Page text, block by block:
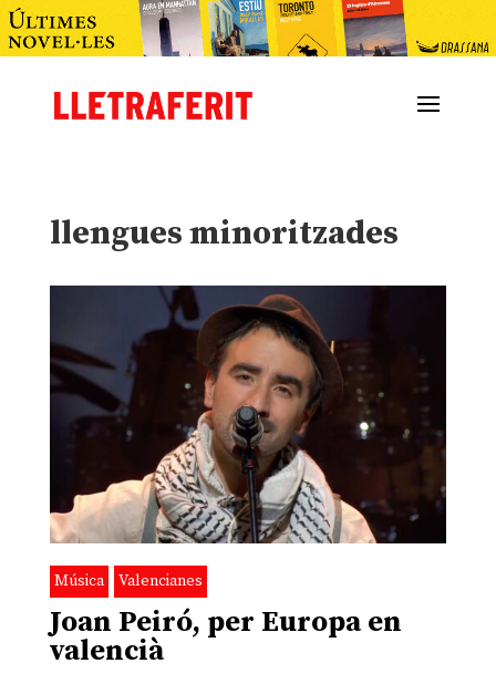
llengues minoritzades
Música Valencianes
Joan Peiró, per Europa en
valencià